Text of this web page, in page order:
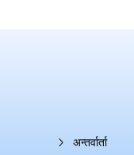
अन्तर्वार्ता